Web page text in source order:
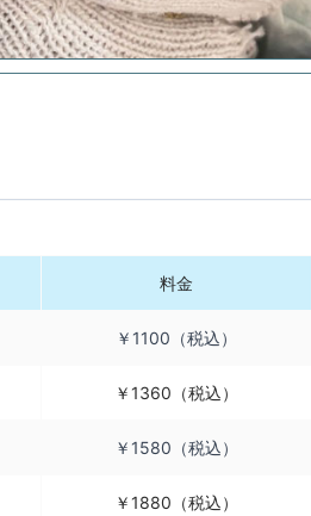
料金
￥1100（税込）
￥1360（税込）
￥1580（税込）
￥1880（税込）